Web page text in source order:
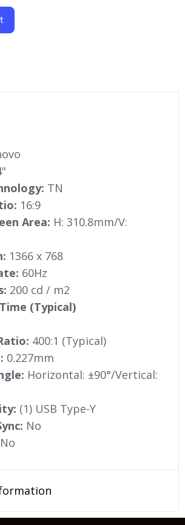
TN
16:9
Area: H: 310.8mm/V:
1366 x 768
60Hz
200 cd / m2
(Typical)
400:1 (Typical)
0.227mm
Horizontal: ±90°/Vertical:
(1) USB Type-Y
No
No